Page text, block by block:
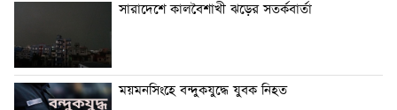
সারাদেশে কালবৈশাখী ঝড়ের সতর্কবার্তা
ময়মনসিংহে বন্দুকযুদ্ধে যুবক নিহত